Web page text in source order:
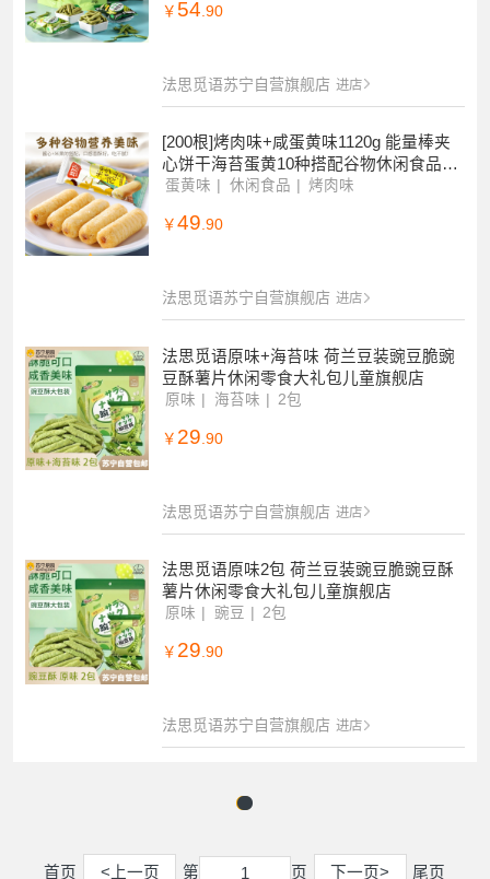
方正品
￥54.90
法思觅语苏宁自营旗舰店 进店
舰店
蛋黄味 休闲食品 烤肉味
￥49.90
法思觅语苏宁自营旗舰店
原味 海苔味 2包
￥29.90
法思觅语苏宁自营旗舰店
原味 豌豆 2包
￥29.90